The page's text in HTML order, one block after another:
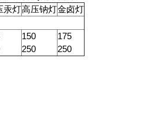
汞灯高压钠灯金卤灯
150
250
175
250